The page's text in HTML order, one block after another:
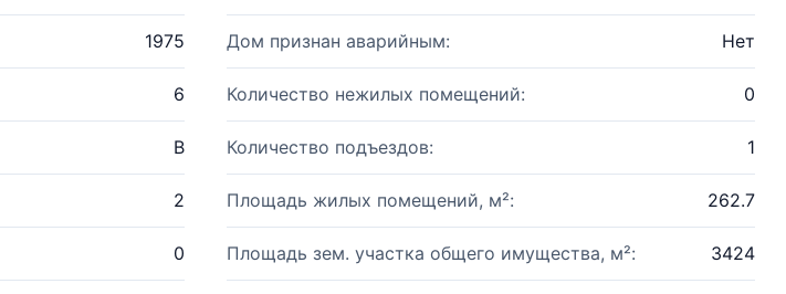
1975 Дом признан аварийным: Нет
6 Количество нежилых помещений: 0
B Количество подъездов: 1
2 Площадь жилых помещений, м²: 262.7
0 Площадь зем. участка общего имущества, м²: 3424